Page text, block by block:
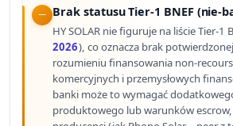
Brak statusu Tier-1 BNEF (nie-
HY SOLAR nie figuruje na liście Tier-1
2026), co oznacza brak
rozumieniu finansowania non-
komercyjnych i przemysłowych
banki może to wymagać
produktowego lub warunków